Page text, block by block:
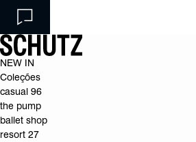
NEW IN
Coleções
casual 96
the pump
ballet shop
resort 27